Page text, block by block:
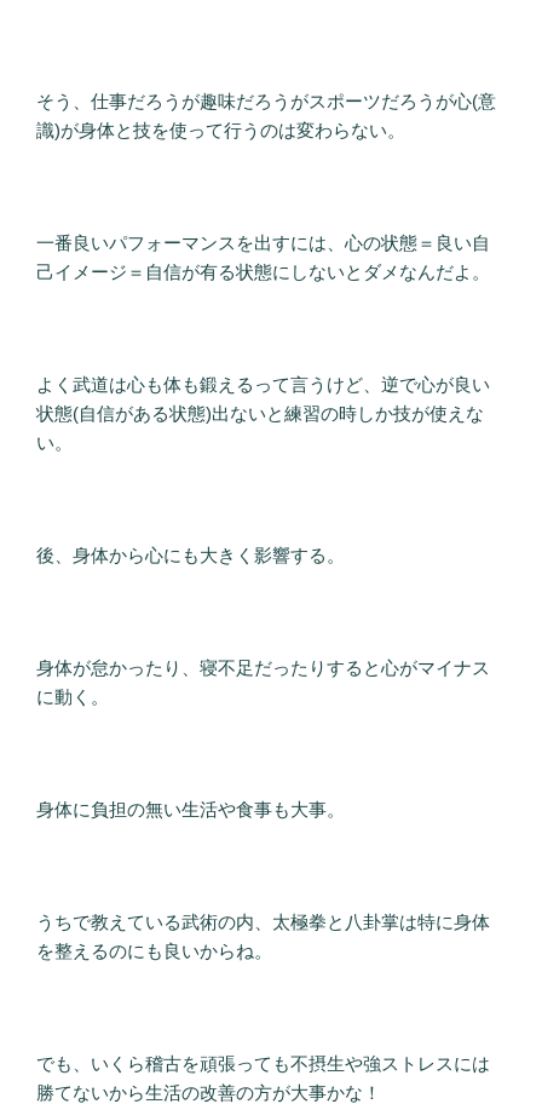
そう、仕事だろうが趣味だろうがスポーツだろうが心(意
識)が身体と技を使って行うのは変わらない。
一番良いパフォーマンスを出すには、心の状態＝良い自
己イメージ＝自信が有る状態にしないとダメなんだよ。
よく武道は心も体も鍛えるって言うけど、逆で心が良い
状態(自信がある状態)出ないと練習の時しか技が使えな
い。
後、身体から心にも大きく影響する。
身体が怠かったり、寝不足だったりすると心がマイナス
に動く。
身体に負担の無い生活や食事も大事。
うちで教えている武術の内、太極拳と八卦掌は特に身体
を整えるのにも良いからね。
でも、いくら稽古を頑張っても不摂生や強ストレスには
勝てないから生活の改善の方が大事かな！